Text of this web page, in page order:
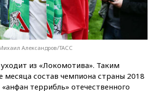
Александров/ТАСС
из «Локомотива». Таким
месяца состав чемпиона страны 2018
террибль» отечественного